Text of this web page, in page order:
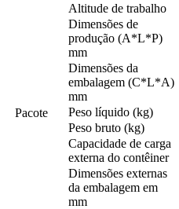
Altitude de trabalho
Pacote
Dimensões de
produção (A*L*P)
mm
Dimensões da
embalagem (C*L*A)
mm
Peso líquido (kg)
Peso bruto (kg)
Capacidade de carga
externa do contêiner
Dimensões externas
da embalagem em
mm